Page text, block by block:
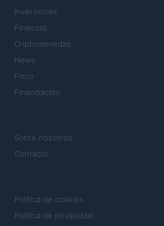
Inversiones
Finanzas
Criptomonedas
News
Fisco
Financiación
Sobre nosotros
Contacto
Política de cookies
Política de privacidad